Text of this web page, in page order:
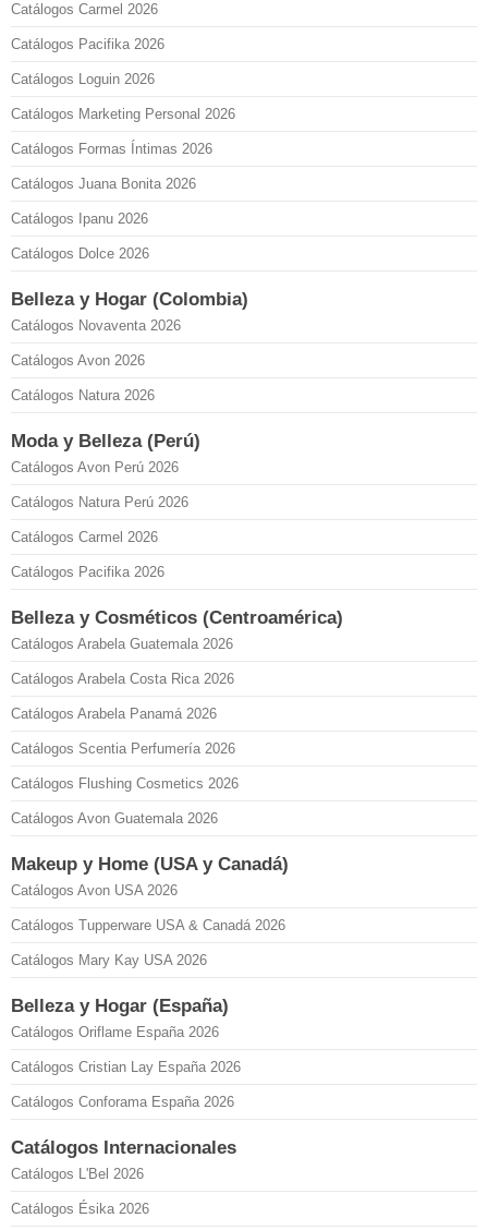
Catálogos Carmel 2026
Catálogos Pacifika 2026
Catálogos Loguin 2026
Catálogos Marketing Personal 2026
Catálogos Formas Íntimas 2026
Catálogos Juana Bonita 2026
Catálogos Ipanu 2026
Catálogos Dolce 2026
Belleza y Hogar (Colombia)
Catálogos Novaventa 2026
Catálogos Avon 2026
Catálogos Natura 2026
Moda y Belleza (Perú)
Catálogos Avon Perú 2026
Catálogos Natura Perú 2026
Catálogos Carmel 2026
Catálogos Pacifika 2026
Belleza y Cosméticos (Centroamérica)
Catálogos Arabela Guatemala 2026
Catálogos Arabela Costa Rica 2026
Catálogos Arabela Panamá 2026
Catálogos Scentia Perfumería 2026
Catálogos Flushing Cosmetics 2026
Catálogos Avon Guatemala 2026
Makeup y Home (USA y Canadá)
Catálogos Avon USA 2026
Catálogos Tupperware USA & Canadá 2026
Catálogos Mary Kay USA 2026
Belleza y Hogar (España)
Catálogos Oriflame España 2026
Catálogos Cristian Lay España 2026
Catálogos Conforama España 2026
Catálogos Internacionales
Catálogos L'Bel 2026
Catálogos Ésika 2026